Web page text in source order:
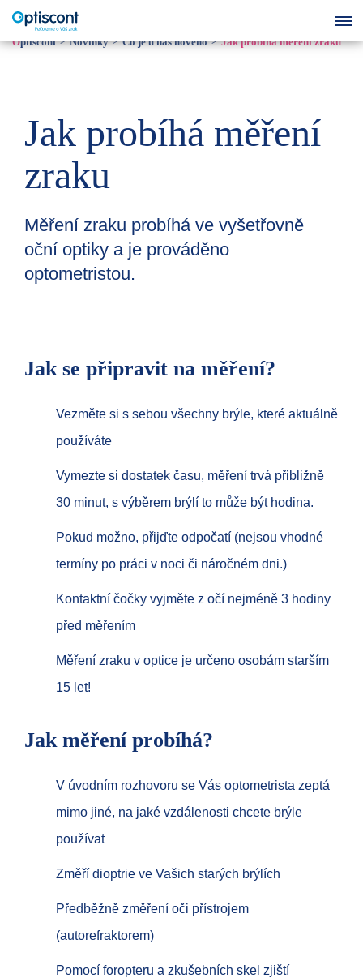
Optiscont Novinky Co je u nás nového Jak probíhá měření zraku
Jak probíhá měření
zraku
Měření zraku probíhá ve vyšetřovně
oční optiky a je prováděno
optometristou.
Jak se připravit na měření?
Vezměte si s sebou všechny brýle, které aktuálně
používáte
Vymezte si dostatek času, měření trvá přibližně
30 minut, s výběrem brýlí to může být hodina.
Pokud možno, přijďte odpočatí (nejsou vhodné
termíny po práci v noci či náročném dni.)
Kontaktní čočky vyjměte z očí nejméně 3 hodiny
před měřením
Měření zraku v optice je určeno osobám starším
15 let!
Jak měření probíhá?
V úvodním rozhovoru se Vás optometrista zeptá
mimo jiné, na jaké vzdálenosti chcete brýle
používat
Změří dioptrie ve Vašich starých brýlích
Předběžně změření oči přístrojem
(autorefraktorem)
Pomocí foropteru a zkušebních skel zjiští